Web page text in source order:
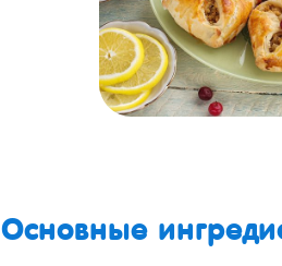
Основные